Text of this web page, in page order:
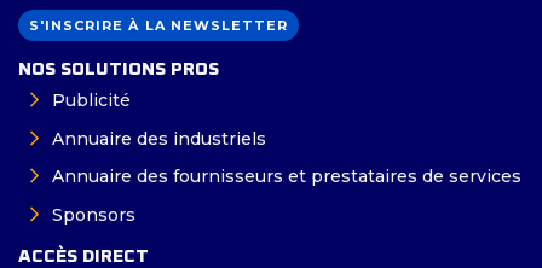
S'INSCRIRE À LA NEWSLETTER
NOS SOLUTIONS PROS
Publicité
Annuaire des industriels
Annuaire des fournisseurs et prestataires de services
Sponsors
ACCÈS DIRECT